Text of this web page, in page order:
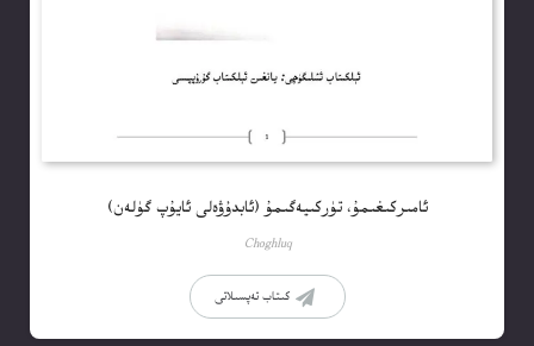
ئامىركىغىمۇ، تۈركىيەگىمۇ (ئابدۇۋەلى ئايۇپ گۈلەن)
Choghluq
كىتاب تەپسىلاتى